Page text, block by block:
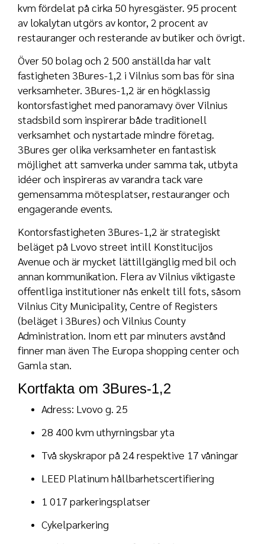
kvm fördelat på cirka 50 hyresgäster. 95 procent
av lokalytan utgörs av kontor, 2 procent av
restauranger och resterande av butiker och övrigt.
Över 50 bolag och 2 500 anställda har valt
fastigheten 3Bures-1,2 i Vilnius som bas för sina
verksamheter. 3Bures-1,2 är en högklassig
kontorsfastighet med panoramavy över Vilnius
stadsbild som inspirerar både traditionell
verksamhet och nystartade mindre företag.
3Bures ger olika verksamheter en fantastisk
möjlighet att samverka under samma tak, utbyta
idéer och inspireras av varandra tack vare
gemensamma mötesplatser, restauranger och
engagerande events.
Kontorsfastigheten 3Bures-1,2 är strategiskt
beläget på Lvovo street intill Konstitucijos
Avenue och är mycket lättillgänglig med bil och
annan kommunikation. Flera av Vilnius viktigaste
offentliga institutioner nås enkelt till fots, såsom
Vilnius City Municipality, Centre of Registers
(beläget i 3Bures) och Vilnius County
Administration. Inom ett par minuters avstånd
finner man även The Europa shopping center och
Gamla stan.
Kortfakta om 3Bures-1,2
Adress: Lvovo g. 25
28 400 kvm uthyrningsbar yta
Två skyskrapor på 24 respektive 17 våningar
LEED Platinum hållbarhetscertifiering
1 017 parkeringsplatser
Cykelparkering